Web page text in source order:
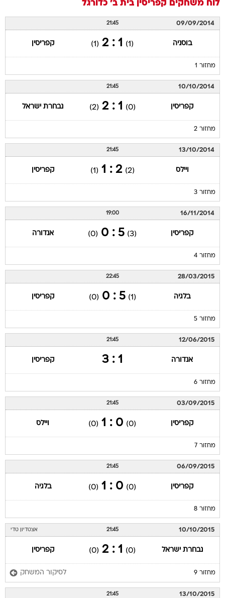
לוח משחקים קפריסין בית ב' כדורגל
09/09/2014
21:45
בוסניה (1)
1 : 2
(1) קפריסין
מחזור 1
10/10/2014
21:45
קפריסין (0)
1 : 2
(2) נבחרת ישראל
מחזור 2
13/10/2014
21:45
ויילס (2)
2 : 1
(1) קפריסין
מחזור 3
16/11/2014
19:00
קפריסין (3)
5 : 0
(0) אנדורה
מחזור 4
28/03/2015
22:45
בלגיה (1)
5 : 0
(0) קפריסין
מחזור 5
12/06/2015
21:45
אנדורה 1 : 3 קפריסין
מחזור 6
03/09/2015
21:45
קפריסין (0)
0 : 1
(0) ויילס
מחזור 7
06/09/2015
21:45
קפריסין (0)
0 : 1
(0) בלגיה
מחזור 8
10/10/2015
21:45 אצטדיון טדי
נבחרת ישראל (0)
1 : 2
(0) קפריסין
מחזור 9 לסיקור המשחק
13/10/2015
21:45